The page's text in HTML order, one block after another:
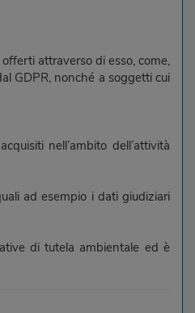
attraverso di esso, come,
GDPR, nonché a soggetti cui
nell’ambito dell’attività
ad esempio i dati giudiziari
di tutela ambientale ed è